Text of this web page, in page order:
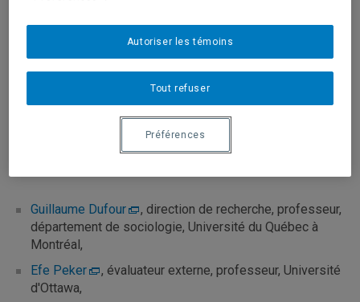
politique de la diaspora de la Turquie en République
fédérale d'Allemagne ».
Guillaume Dufour
, direction de recherche, professeur,
département de sociologie, Université du Québec à
Montréal,
Efe Peker
, évaluateur externe, professeur, Université
d'Ottawa,
Tout refuser
Autoriser les témoins
Préférences